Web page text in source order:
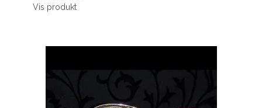
Vis produkt